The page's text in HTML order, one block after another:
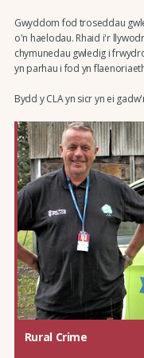
Gwyddom fod troseddau
o'n haelodau. Rhaid i'r
chymunedau gwledig i
yn parhau i fod yn
Bydd y CLA yn sicr yn ei
Rural Crime